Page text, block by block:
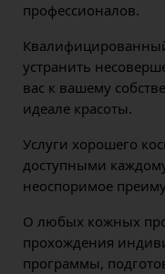
профессионалов.
устранить
вас к вашему
идеале красоты.
Услуги хорошего
доступными
неоспоримое
О любых кожных
прохождения
программы,